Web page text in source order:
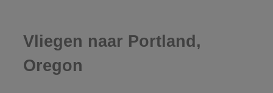
Vliegen naar Portland,
Oregon